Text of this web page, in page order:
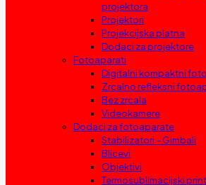
projektora
Projektori
Projekcijska platna
Dodaci za projektore
Fotoaparati
Digitalni kompaktni
Zrcalno refleksni
Bez zrcala
Videokamere
Dodaci za fotoaparate
Stabilizatori – Gimbali
Blicevi
Objektivi
Termosublimacijski